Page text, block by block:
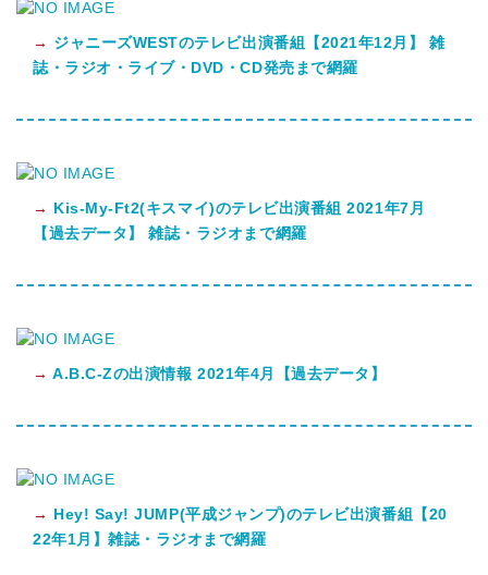
→ ジャニーズWESTのテレビ出演番組【2021年12月】 雑
誌・ラジオ・ライブ・DVD・CD発売まで網羅
→ Kis-My-Ft2(キスマイ)のテレビ出演番組 2021年7月
【過去データ】 雑誌・ラジオまで網羅
→ A.B.C-Zの出演情報 2021年4月【過去データ】
→ Hey! Say! JUMP(平成ジャンプ)のテレビ出演番組【20
22年1月】雑誌・ラジオまで網羅